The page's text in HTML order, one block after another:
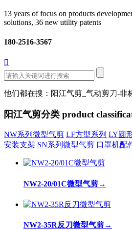
13 years of focus on products
solutions, 36 new utility patents
180-2516-3567

他们都在搜：阳江气剪_气动剪刀-非
阳江气剪分类 product
NW系列微型气剪 LF方型系列 LY圆
安装支架 SN系列微型气剪 口罩机配
NW2-20/01C微型气剪→
NW2-35R反刀微型气剪→